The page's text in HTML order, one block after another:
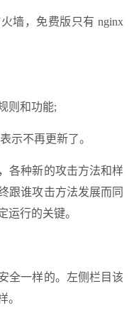
墙，免费版只有 nginx
则和功能;
示不再更新了。
各种新的攻击方法和样
跟谁攻击方法发展而同
运行的关键。
全一样的。左侧栏目该
。